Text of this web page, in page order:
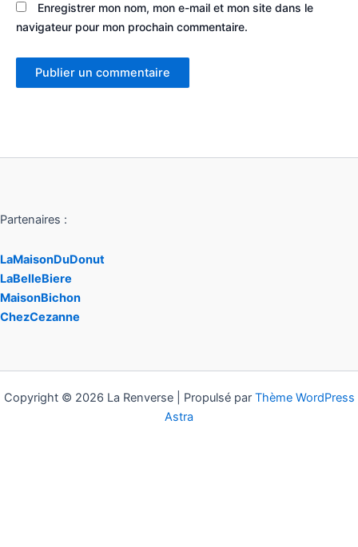
Enregistrer mon nom, mon e-mail et mon site dans le
navigateur pour mon prochain commentaire.
Partenaires :
LaMaisonDuDonut
LaBelleBiere
MaisonBichon
ChezCezanne
Copyright © 2026 La Renverse | Propulsé par Thème WordPress
Astra